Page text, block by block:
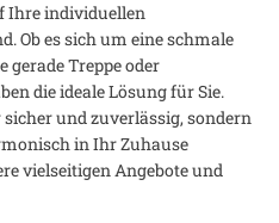
Ihre individuellen
Ob es sich um eine schmale
gerade Treppe oder
die ideale Lösung für Sie.
und zuverlässig, sondern
in Ihr Zuhause
vielseitigen Angebote und